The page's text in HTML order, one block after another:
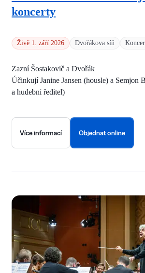
Živě 1. září 2026 Dvořákova síň
koncerty
Zazní Šostakovič a Dvořák
Účinkují Janine Jansen (housle) a Semjon
a hudební ředitel)
Více informací Objednat online